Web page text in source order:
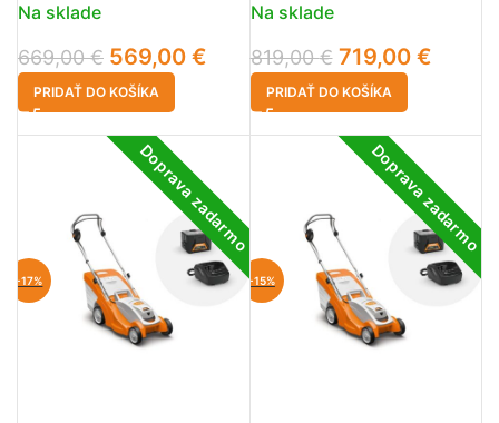
Na sklade
669,00€ 569,00 €
PRIDAŤ DO KOŠÍKA
Na sklade
819,00€ 719,00 €
PRIDAŤ DO KOŠÍKA
Doprava zadarmo
-17%
Doprava zadarmo
-15%